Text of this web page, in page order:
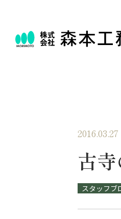
2016.03.27
古
スタッフブ